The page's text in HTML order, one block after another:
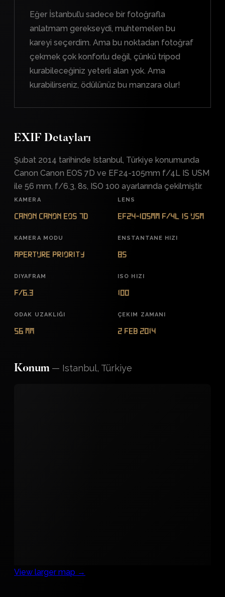
Eğer İstanbul’u sadece bir fotoğrafla
anlatmam gerekseydi, muhtemelen bu
kareyi seçerdim. Ama bu noktadan fotoğraf
çekmek çok konforlu değil, çünkü tripod
kurabileceğiniz yeterli alan yok. Ama
kurabilirseniz, ödülünüz bu manzara olur!
EXIF Detayları
Şubat 2014 tarihinde Istanbul, Türkiye konumunda
Canon Canon EOS 7D ve EF24-105mm f/4L IS USM
ile 56 mm, f/6.3, 8s, ISO 100 ayarlarında çekilmiştir.
KAMERA
Canon Canon EOS 7D
LENS
EF24-105mm f/4L IS USM
KAMERA MODU
Aperture Priority
ENSTANTANE HIZI
8s
DIYAFRAM
f/6.3
ISO HIZI
100
ODAK UZAKLIĞI
56 mm
ÇEKIM ZAMANI
2 Feb 2014
Konum — Istanbul, Türkiye
View larger map →